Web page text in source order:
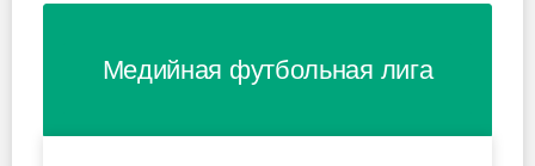
Медийная футбольная лига